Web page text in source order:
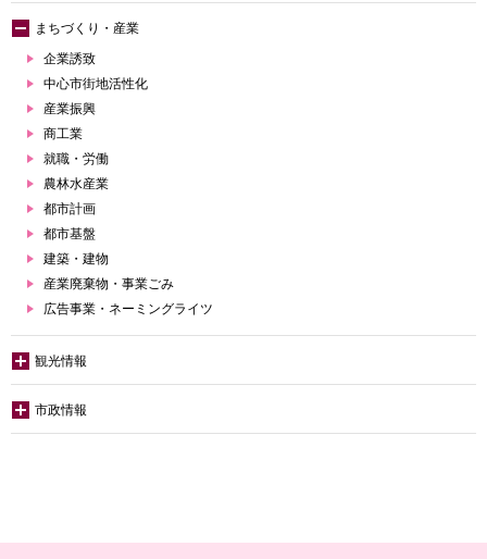
まちづくり・産業
企業誘致
中心市街地活性化
産業振興
商工業
就職・労働
農林水産業
都市計画
都市基盤
建築・建物
産業廃棄物・事業ごみ
広告事業・ネーミングライツ
観光情報
市政情報